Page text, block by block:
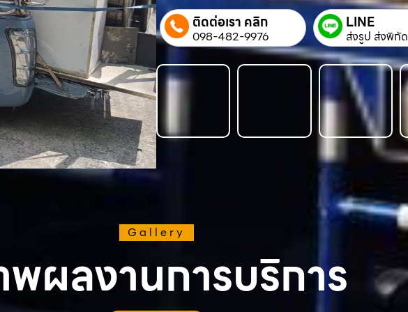
ติดต่อเรา คลิก
098-482-9976
LINE
ส่งรูป ส่งพิกัด
Gallery
ผลงานการบริการ